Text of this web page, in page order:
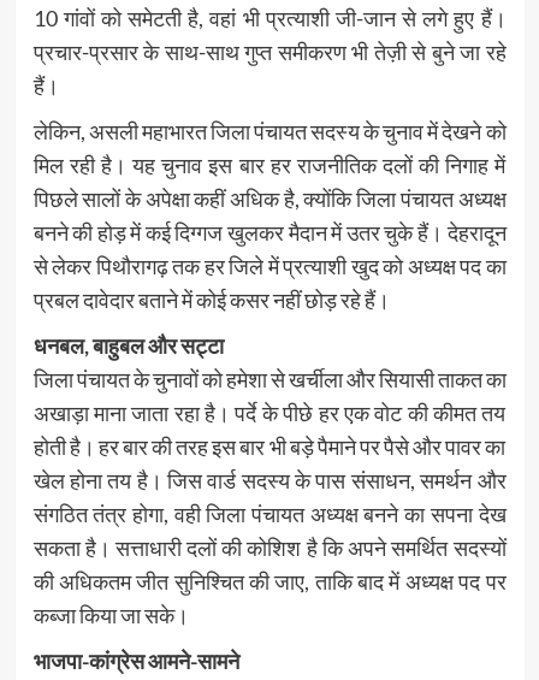
10 गांवों को समेटती है, वहां भी प्रत्याशी जी-जान से लगे हुए हैं।
प्रचार-प्रसार के साथ-साथ गुप्त समीकरण भी तेज़ी से बुने जा रहे
हैं।
लेकिन, असली महाभारत जिला पंचायत सदस्य के चुनाव में देखने को
मिल रही है। यह चुनाव इस बार हर राजनीतिक दलों की निगाह में
पिछले सालों के अपेक्षा कहीं अधिक है, क्योंकि जिला पंचायत अध्यक्ष
बनने की होड़ में कई दिग्गज खुलकर मैदान में उतर चुके हैं। देहरादून
से लेकर पिथौरागढ़ तक हर जिले में प्रत्याशी खुद को अध्यक्ष पद का
प्रबल दावेदार बताने में कोई कसर नहीं छोड़ रहे हैं।
धनबल, बाहुबल और सट्टा
जिला पंचायत के चुनावों को हमेशा से खर्चीला और सियासी ताकत का
अखाड़ा माना जाता रहा है। पर्दे के पीछे हर एक वोट की कीमत तय
होती है। हर बार की तरह इस बार भी बड़े पैमाने पर पैसे और पावर का
खेल होना तय है। जिस वार्ड सदस्य के पास संसाधन, समर्थन और
संगठित तंत्र होगा, वही जिला पंचायत अध्यक्ष बनने का सपना देख
सकता है। सत्ताधारी दलों की कोशिश है कि अपने समर्थित सदस्यों
की अधिकतम जीत सुनिश्चित की जाए, ताकि बाद में अध्यक्ष पद पर
कब्जा किया जा सके।
भाजपा-कांग्रेस आमने-सामने